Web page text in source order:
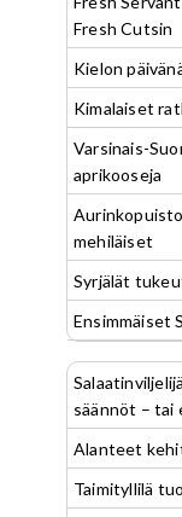
Fresh Cutsin
Kielon
Kimalaiset
Varsinais-
aprikooseja
mehiläiset
Syrjälät
Ensimmäiset
säännöt – tai
Alanteet
Taimityllilä